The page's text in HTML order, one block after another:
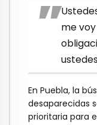
me
En Puebla, la
desaparecidas
prioritaria para